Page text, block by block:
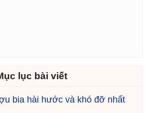
lục bài viết
bia hài hước và khó đỡ nhất